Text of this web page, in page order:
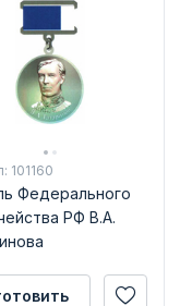
101160
Федерального
РФ В.А.